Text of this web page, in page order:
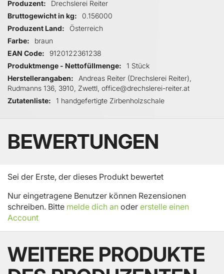
Produzent
Drechslerei Reiter
Bruttogewicht in kg
0.156000
Produzent Land
Österreich
Farbe
braun
EAN Code
9120122361238
Produktmenge - Nettofüllmenge
1 Stück
Herstellerangaben
Andreas Reiter (Drechslerei Reiter),
Rudmanns 136, 3910, Zwettl, office@drechslerei-reiter.at
Zutatenliste
1 handgefertigte Zirbenholzschale
BEWERTUNGEN
Sei der Erste, der dieses Produkt bewertet
Nur eingetragene Benutzer können Rezensionen
schreiben. Bitte melde dich an oder erstelle einen
Account
WEITERE PRODUKTE